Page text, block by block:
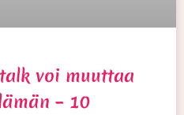
voi muuttaa
– 10